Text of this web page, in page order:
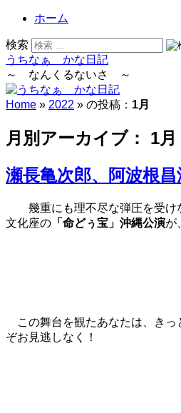
ホーム
検索
うちなぁ かな日記
～ なんくるないさ ～
Home » 2022 » の投稿： 1月
月別アーカイブ： 1月
瀬長亀次郎、阿波根
幾重にも理不尽な弾圧を受け
文化座の 「命どぅ宝」沖縄公演が
この舞台を観たあなたは、き
ぞお見逃しなく！